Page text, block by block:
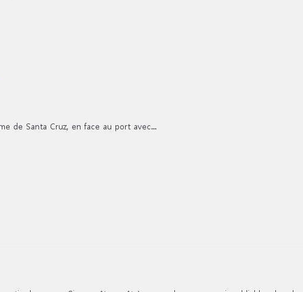
de Santa Cruz, en face au port avec...